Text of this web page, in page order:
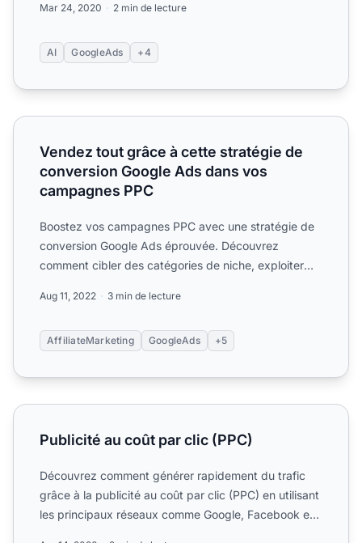
Mar 24, 2020 2 min de lecture
AI GoogleAds +4
Vendez tout grâce à cette stratégie de conversion
Vendez tout grâce à cette stratégie de
conversion Google Ads dans vos
campagnes PPC
Boostez vos campagnes PPC avec une stratégie de
conversion Google Ads éprouvée. Découvrez
comment cibler des catégories de niche, exploiter
Aug 11, 2022 3 min de lecture
AffiliateMarketing GoogleAds +5
Publicité au coût par clic (PPC)
Publicité au coût par clic (PPC)
Découvrez comment générer rapidement du trafic
grâce à la publicité au coût par clic (PPC) en utilisant
les principaux réseaux comme Google, Facebook et